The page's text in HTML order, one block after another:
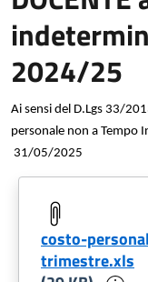
2024/25
Ai sensi del D.Lgs 33/
personale non a
31/05/2025
costo-
trimestre.xls